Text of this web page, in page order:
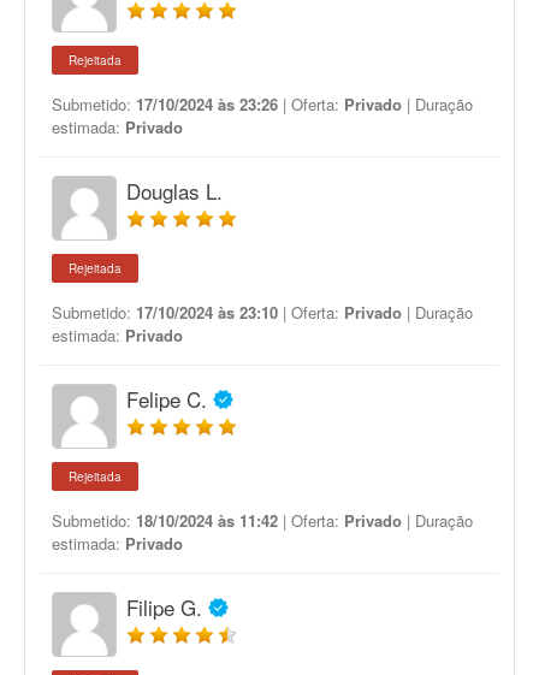
Rejeitada
Submetido: 17/10/2024 às 23:26 | Oferta: Privado | Duração
estimada: Privado
Douglas L.
Rejeitada
Submetido: 17/10/2024 às 23:10 | Oferta: Privado | Duração
estimada: Privado
Felipe C.
Rejeitada
Submetido: 18/10/2024 às 11:42 | Oferta: Privado | Duração
estimada: Privado
Filipe G.